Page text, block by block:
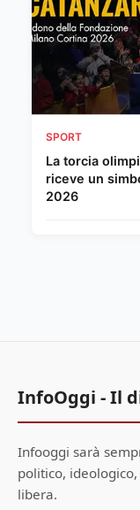
SPORT
La torcia
riceve un
2026
InfoOggi - Il
Infooggi sarà
politico,
libera.